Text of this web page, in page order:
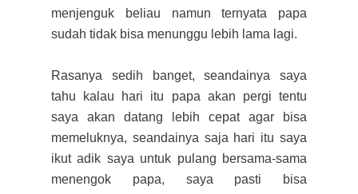
menjenguk beliau namun ternyata papa
sudah tidak bisa menunggu lebih lama lagi.
Rasanya sedih banget, seandainya saya
tahu kalau hari itu papa akan pergi tentu
saya akan datang lebih cepat agar bisa
memeluknya, seandainya saja hari itu saya
ikut adik saya untuk pulang bersama-sama
menengok papa, saya pasti bisa